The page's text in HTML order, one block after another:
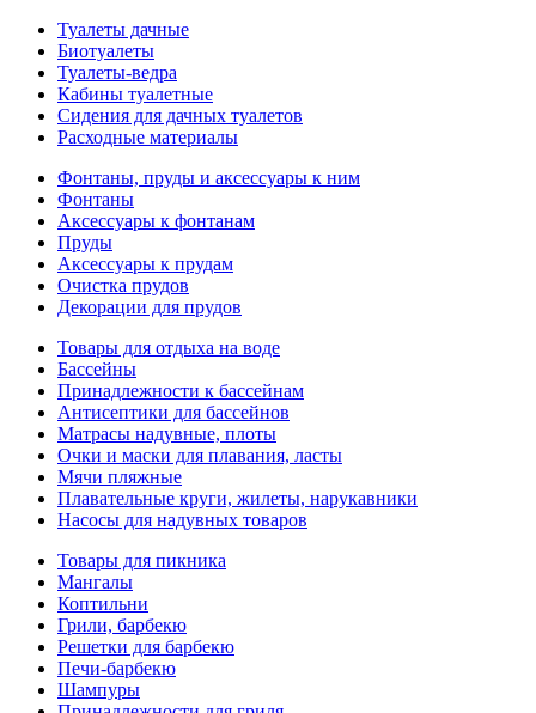
Туалеты дачные
Биотуалеты
Туалеты-ведра
Кабины туалетные
Сидения для дачных туалетов
Расходные материалы
Фонтаны, пруды и аксессуары к ним
Фонтаны
Аксессуары к фонтанам
Пруды
Аксессуары к прудам
Очистка прудов
Декорации для прудов
Товары для отдыха на воде
Бассейны
Принадлежности к бассейнам
Антисептики для бассейнов
Матраcы надувные, плоты
Очки и маски для плавания, ласты
Мячи пляжные
Плавательные круги, жилеты, нарукавники
Насосы для надувных товаров
Товары для пикника
Мангалы
Коптильни
Грили, барбекю
Решетки для барбекю
Печи-барбекю
Шампуры